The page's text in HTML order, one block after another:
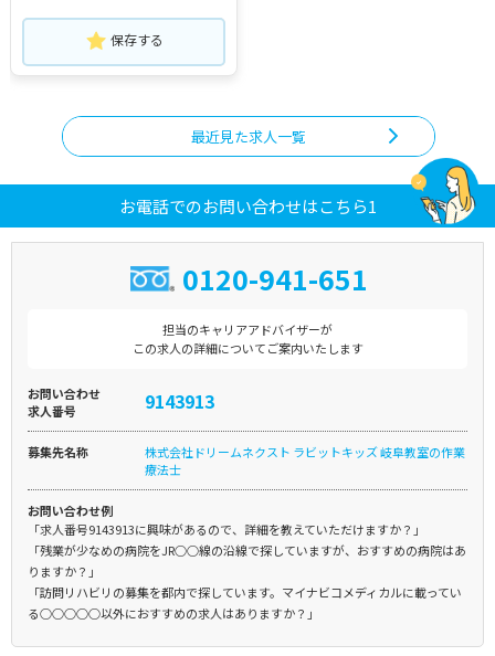
保存する
最近見た求人一覧
お電話でのお問い合わせはこちら1
0120-941-651
担当のキャリアアドバイザーが
この求人の詳細についてご案内いたします
お問い合わせ
求人番号
9143913
募集先名称
株式会社ドリームネクスト ラビットキッズ 岐阜教室の作業
療法士
お問い合わせ例
「求人番号9143913に興味があるので、詳細を教えていただけますか？」
「残業が少なめの病院をJR○○線の沿線で探していますが、おすすめの病院はあ
りますか？」
「訪問リハビリの募集を都内で探しています。マイナビコメディカルに載ってい
る○○○○○以外におすすめの求人はありますか？」